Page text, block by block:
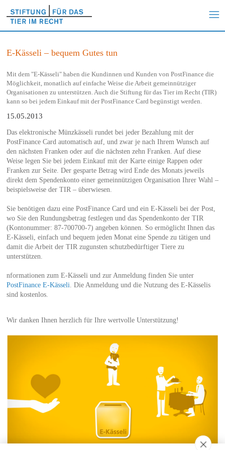
E-Kässeli – bequem Gutes tun
Mit dem "E-Kässeli" haben die Kundinnen und Kunden von PostFinance die
Möglichkeit, monatlich auf einfache Weise die Arbeit gemeinnütziger
Organisationen zu unterstützen. Auch die Stiftung für das Tier im Recht (TIR)
kann so bei jedem Einkauf mit der PostFinance Card begünstigt werden.
15.05.2013
Das elektronische Münzkässeli rundet bei jeder Bezahlung mit der
PostFinance Card automatisch auf, und zwar je nach Ihrem Wunsch auf
den nächsten Franken oder auf die nächsten zehn Franken. Auf diese
Weise legen Sie bei jedem Einkauf mit der Karte einige Rappen oder
Franken zur Seite. Der gesparte Betrag wird Ende des Monats jeweils
direkt dem Spendenkonto einer gemeinnützigen Organisation Ihrer Wahl –
beispielsweise der TIR – überwiesen.
Sie benötigen dazu eine PostFinance Card und ein E-Kässeli bei der Post,
wo Sie den Rundungsbetrag festlegen und das Spendenkonto der TIR
(Kontonummer: 87-700700-7) angeben können. So ermöglicht Ihnen das
E-Kässeli, einfach und bequem jeden Monat eine Spende zu tätigen und
damit die Arbeit der TIR zugunsten schutzbedürftiger Tiere zu
unterstützen.
nformationen zum E-Kässeli und zur Anmeldung finden Sie unter
PostFinance E-Kässeli . Die Anmeldung und die Nutzung des E-Kässelis
sind kostenlos.
Wir danken Ihnen herzlich für Ihre wertvolle Unterstützung!